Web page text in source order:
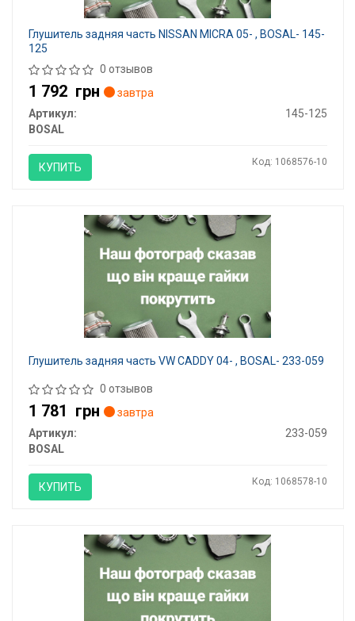
Глушитель задняя часть NISSAN MICRA 05- , BOSAL- 145-
125
0 отзывов
1 792 грн
завтра
Артикул:
145-125
BOSAL
КУПИТЬ Код: 1068576-10
Глушитель задняя часть VW CADDY 04- , BOSAL- 233-059
0 отзывов
1 781 грн
завтра
Артикул:
233-059
BOSAL
КУПИТЬ Код: 1068578-10